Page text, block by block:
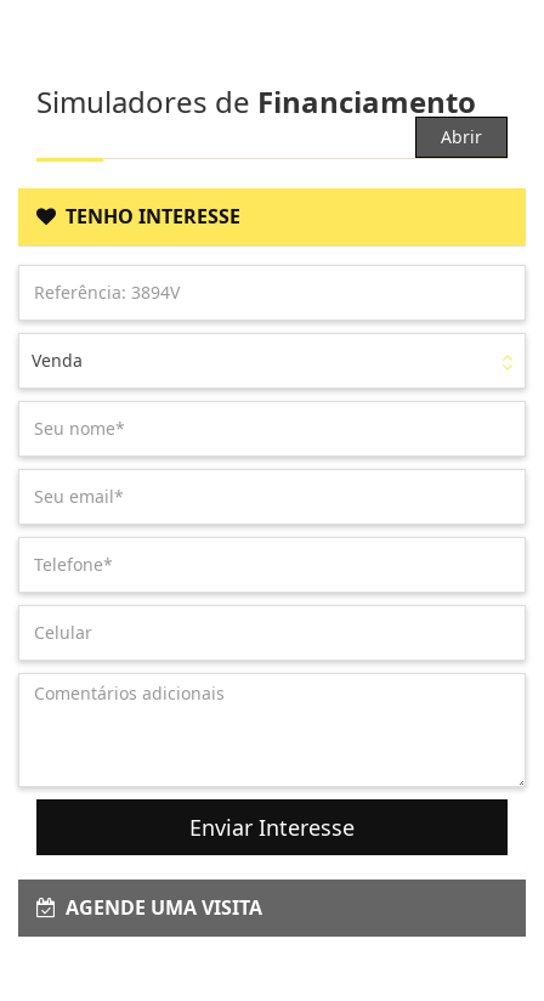
Simuladores de Financiamento
Abrir
TENHO INTERESSE
Venda
Enviar Interesse
AGENDE UMA VISITA